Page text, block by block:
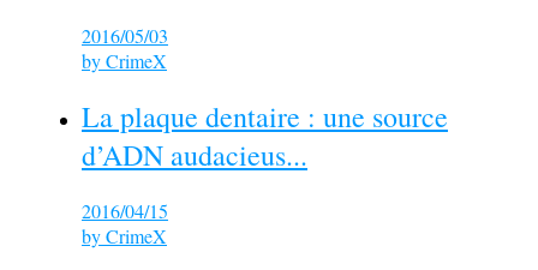
2016/05/03
byCrimeX
La plaque dentaire : une source
d’ADN audacieus...
2016/04/15
byCrimeX